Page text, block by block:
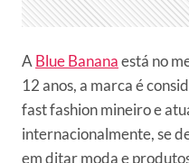
ABlue Bananaestá no
12 anos, a marca é
fast fashion mineiro e
internacionalmente, se
em ditar moda e